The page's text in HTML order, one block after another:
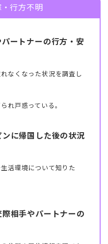
行方不明
ートナーの行方・安
なくなった状況を調査し
れ戸惑っている。
に帰国した後の状況
活環境について知りた
相手やパートナーの